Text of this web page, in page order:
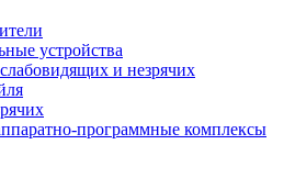
устройства
и незрячих
программные комплексы